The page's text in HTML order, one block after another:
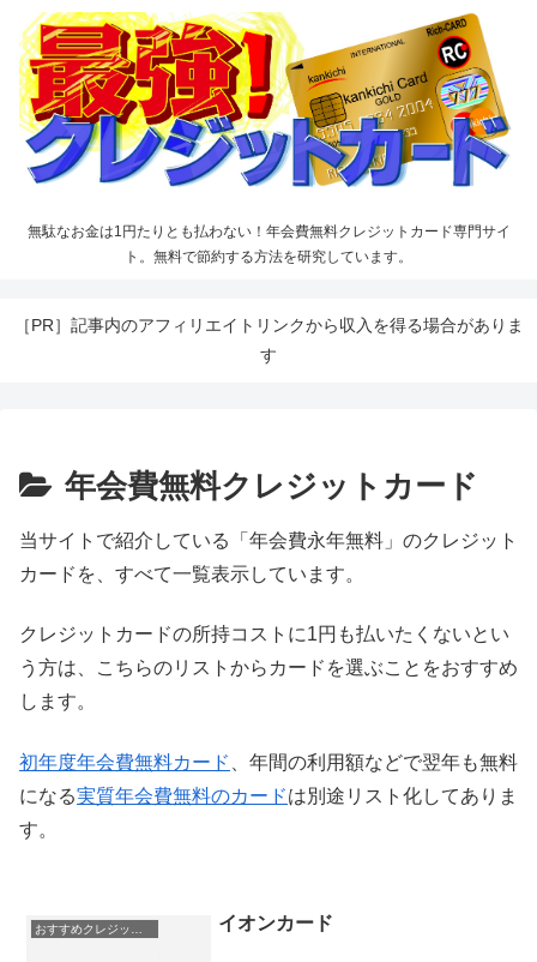
無駄なお金は1円たりとも払わない！年会費無料クレジットカード専門サイ
ト。無料で節約する方法を研究しています。
［PR］記事内のアフィリエイトリンクから収入を得る場合がありま
す
年会費無料クレジットカード
当サイトで紹介している「年会費永年無料」のクレジット
カードを、すべて一覧表示しています。
クレジットカードの所持コストに1円も払いたくないとい
う方は、こちらのリストからカードを選ぶことをおすすめ
します。
初年度年会費無料カード
、年間の利用額などで翌年も無料
になる実質年会費無料のカードは別途リスト化してありま
す。
イオンカード